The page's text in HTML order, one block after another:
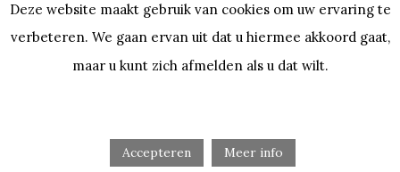
| KVK: 64667154 |Vacatures
Deze website maakt gebruik van cookies om uw ervaring te
verbeteren. We gaan ervan uit dat u hiermee akkoord gaat,
maar u kunt zich afmelden als u dat wilt.
Accepteren Meer info